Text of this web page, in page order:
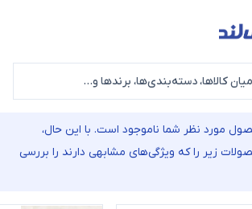
مورد نظر شما ناموجود است. با این حال،
زیر را که ویژگی‌های مشابهی دارند را بررسی